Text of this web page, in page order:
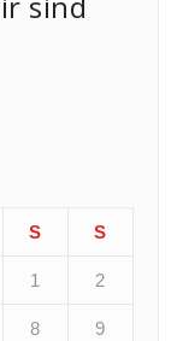
S S
1 2
8 9